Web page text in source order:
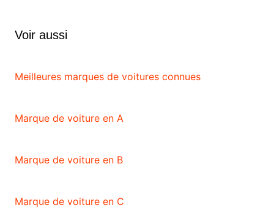
Voir aussi
Meilleures marques de voitures connues
Marque de voiture en A
Marque de voiture en B
Marque de voiture en C